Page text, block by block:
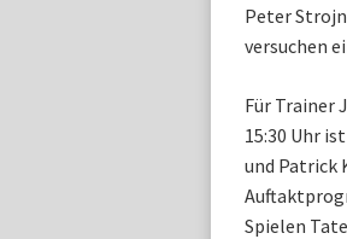
Peter
versuchen
Für Trainer
15:30 Uhr
und Patrick
Spielen